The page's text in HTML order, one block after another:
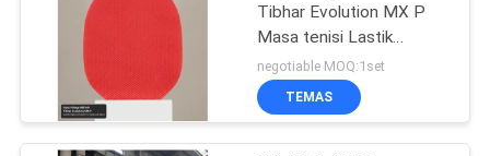
BILGILER
VAKALAR
Elektromanyetik
Tibhar Evolution MX P
Masa tenisi Lastik
Gelişmiş Oyuncular için
Mükemmel Dönüş ve
Kontrol Sunar
negotiable MOQ:1set
TEMAS